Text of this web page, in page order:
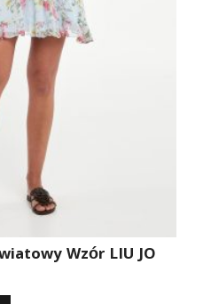
Wzór LIU JO